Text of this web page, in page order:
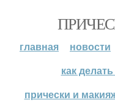
главная новости
как
прически и